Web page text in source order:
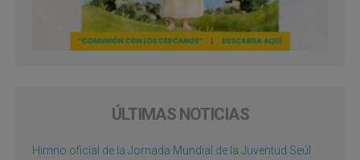
ÚLTIMAS NOTICIAS
Himno oficial de la Jornada Mundial de la Juventud Seúl